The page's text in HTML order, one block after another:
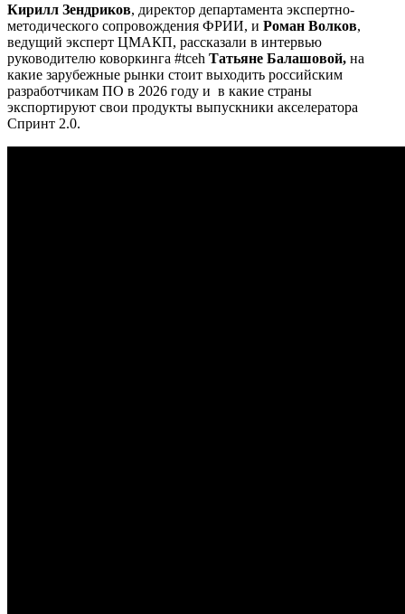
Кирилл Зендриков, директор департамента экспертно-
методического сопровождения ФРИИ, и Роман Волков,
ведущий эксперт ЦМАКП, рассказали в интервью
руководителю коворкинга #tceh Татьяне Балашовой, на
какие зарубежные рынки стоит выходить российским
разработчикам ПО в 2026 году и в какие страны
экспортируют свои продукты выпускники акселератора
Спринт 2.0.